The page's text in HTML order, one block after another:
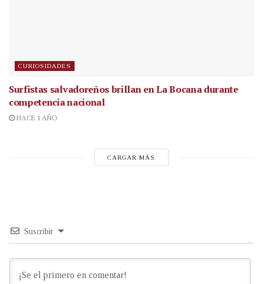
CURIOSIDADES
Surfistas salvadoreños brillan en La Bocana durante
competencia nacional
HACE 1 AÑO
CARGAR MÁS
Suscribir